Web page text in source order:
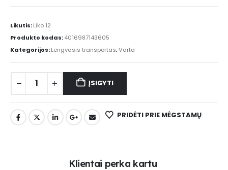
Likutis:Liko 12
Produkto kodas:4016987143605
Kategorijos:Lengvasis transportas,Varta
ĮSIGYTI
PRIDĖTI PRIE MĖGSTAMŲ
Klientai perka kartu